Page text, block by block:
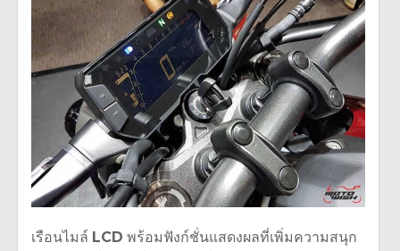
เรือนไมล์ LCD พร้อมฟังก์ชั่นแสดงผลที่เพิ่มความสนุก